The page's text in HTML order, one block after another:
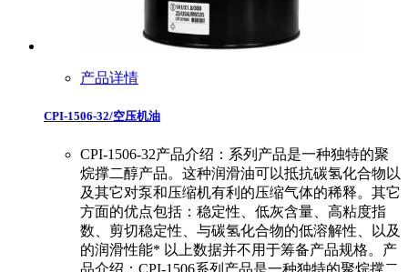
产品详情
CPI-1506-32/空压机油
CPI-1506-32产品介绍：系列产品是一种独特的聚
烷撑二醇产品。这种润滑油可以抵抗碳氢化合物以
及其它对泵和压缩机有利的压缩气体的稀释。其它
方面的优点包括：稳定性、低灰含量、高粘度指
数、剪切稳定性、与碳氢化合物的低溶解性、以及
的润滑性能* 以上数据并不用于筹备产品规格。产
品介绍：CPI-1506系列产品是一种独特的聚烷撑二